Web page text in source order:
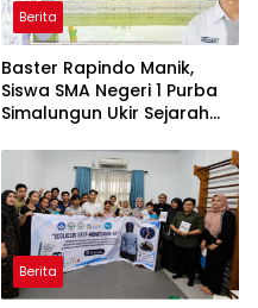
Berita
Baster Rapindo Manik,
Siswa SMA Negeri 1 Purba
Simalungun Ukir Sejarah
Berita